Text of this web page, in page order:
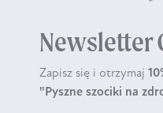
Newsletter
Zapisz się i otrzymaj
"Pyszne szociki na